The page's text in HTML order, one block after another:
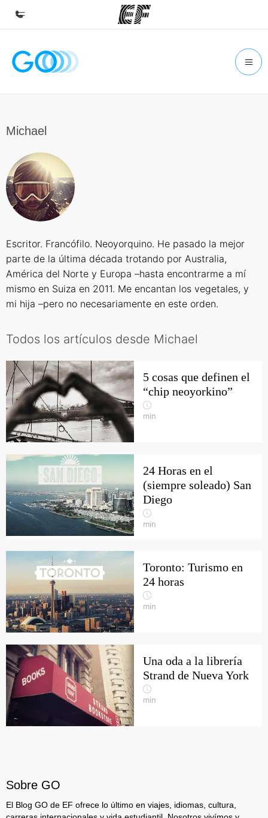
Inicio
Encuentra una oficina
Sobre nosotros
Quiénes somos
Michael
Escritor. Francófilo. Neoyorquino. He pasado la mejor
parte de la última década trotando por Australia,
América del Norte y Europa –hasta encontrarme a mí
mismo en Suiza en 2011. Me encantan los vegetales, y
mi hija –pero no necesariamente en este orden.
Todos los artículos desde Michael
5 cosas que definen el
“chip neoyorkino”
min
24 Horas en el
(siempre soleado) San
Diego
min
Toronto: Turismo en
24 horas
min
Una oda a la librería
Strand de Nueva York
min
Sobre GO
El Blog GO de EF ofrece lo último en viajes, idiomas, cultura,